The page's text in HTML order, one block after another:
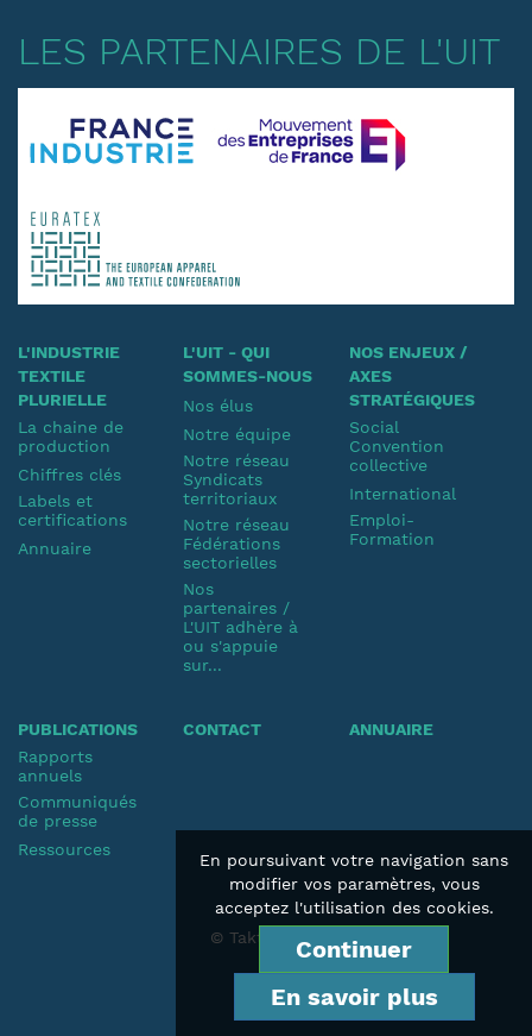
LES PARTENAIRES DE L'UIT
L'INDUSTRIE
TEXTILE
PLURIELLE
La chaine de
production
Chiffres clés
Labels et
certifications
Annuaire
L'UIT - QUI
SOMMES-NOUS
Nos élus
Notre équipe
Notre réseau
Syndicats
territoriaux
Notre réseau
Fédérations
sectorielles
Nos
partenaires /
L'UIT adhère à
ou s'appuie
sur...
NOS ENJEUX /
AXES
STRATÉGIQUES
Social
Convention
collective
International
Emploi-
Formation
PUBLICATIONS
Rapports
annuels
Communiqués
de presse
Ressources
CONTACT ANNUAIRE
© Taktik 2019
En poursuivant votre navigation sans
modifier vos paramètres, vous
acceptez l'utilisation des cookies.
Continuer
En savoir plus